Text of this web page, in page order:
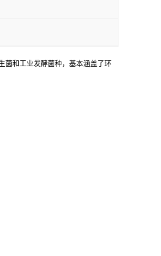
菌和工业发酵菌种，基本涵盖了环